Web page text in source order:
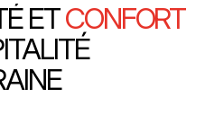
ETCONFORT